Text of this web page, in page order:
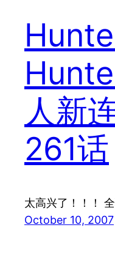
人新
261话
太高兴了！！！
October 10, 2007